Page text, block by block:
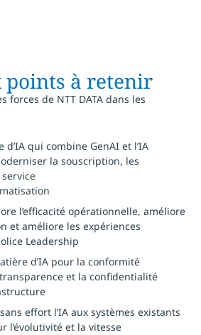
à retenir
forces de NTT DATA dans les
qui combine GenAI et l’IA
la souscription, les
l’efficacité opérationnelle, améliore
et améliore les expériences
Leadership
d’IA pour la conformité
et la confidentialité
effort l’IA aux systèmes existants
l’évolutivité et la vitesse